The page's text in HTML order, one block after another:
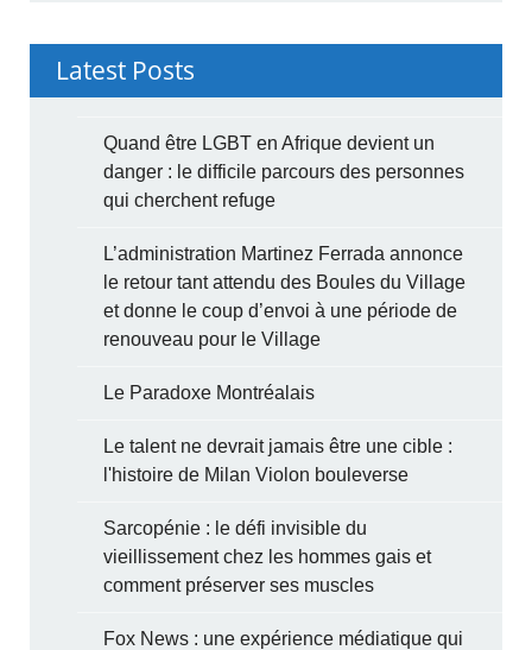
Latest Posts
Quand être LGBT en Afrique devient un
danger : le difficile parcours des personnes
qui cherchent refuge
L’administration Martinez Ferrada annonce
le retour tant attendu des Boules du Village
et donne le coup d’envoi à une période de
renouveau pour le Village
Le Paradoxe Montréalais
Le talent ne devrait jamais être une cible :
l'histoire de Milan Violon bouleverse
Sarcopénie : le défi invisible du
vieillissement chez les hommes gais et
comment préserver ses muscles
Fox News : une expérience médiatique qui